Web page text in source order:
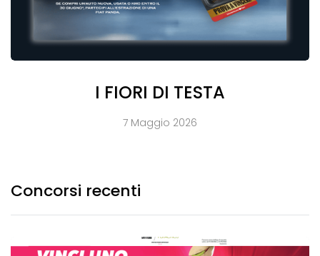
I FIORI DI TESTA
7 Maggio 2026
Concorsi recenti